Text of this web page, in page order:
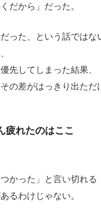
だから」だった。
った、という話ではな
先してしまった結果、
の差がはっきり出ただ
疲れたのはここ
つかった」と言い切れる
るわけじゃない。